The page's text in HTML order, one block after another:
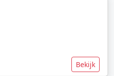
Bekijk